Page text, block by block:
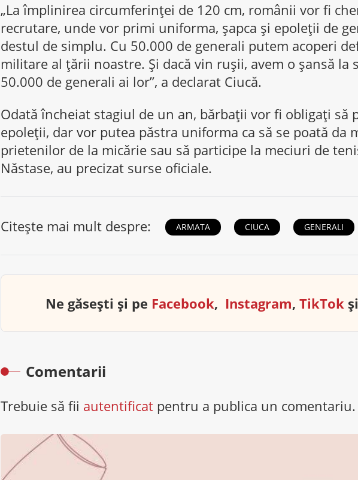
„La împlinirea circumferinţei de 120 cm, românii vor fi
recrutare, unde vor primi uniforma, şapca şi epoleţii de
destul de simplu. Cu 50.000 de generali putem acoperi
militare al ţării noastre. Şi dacă vin ruşii, avem o şansă la
50.000 de generali ai lor”, a declarat Ciucă.
Odată încheiat stagiul de un an, bărbaţii vor fi obligaţi să
epoleţii, dar vor putea păstra uniforma ca să se poată da
prietenilor de la micărie sau să participe la meciuri de
Năstase, au precizat surse oficiale.
Citește mai mult despre: ARMATA CIUCA GENERALI
Ne găsești și pe Facebook, Instagram,TikTok
Comentarii
Trebuie să fii autentificatpentru a publica un comentariu.